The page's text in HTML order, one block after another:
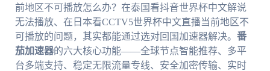
前地区不可播放怎么办？在泰国看抖音世界杯中文解说
无法播放、在日本看CCTV5世界杯中文直播当前地区不
可播放的问题，其实都能通过选对回国加速器解决。 番
茄加速器的六大核心功能——全球节点智能推荐、多平
台多端支持、稳定无限流量专线、安全加密传输、实时